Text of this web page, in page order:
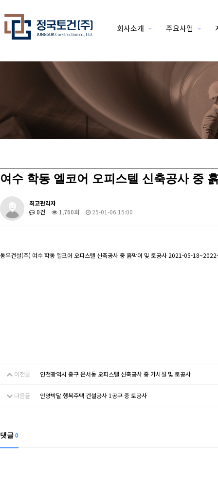
회사소개 주요사업
여수 학동 엘코어 오피스텔 신축공사 중
최고관리자
0건
1,760회 25-01-06 15:00
동우건설(주) 여수 학동 엘코어 오피스텔 신축공사 중 흙막이 및 토공사 2021-05-
이전글 인천광역시 중구 운서동 오피스텔 신축공사 중 가시설 및 토공사
다음글 안양박달 행복주택 건설공사 1공구 중 토공사
댓글 0